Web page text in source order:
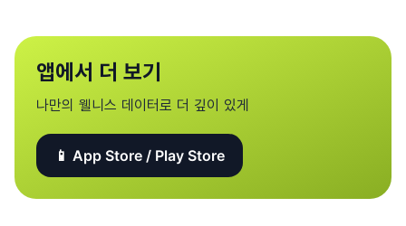
앱에서 더 보기
나만의 웰니스 데이터로 더 깊이 있게
📱 App Store / Play Store